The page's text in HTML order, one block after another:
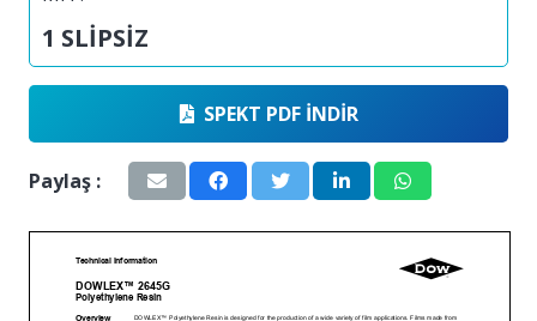
1 SLİPSİZ
SPEKT PDF İNDIR
Paylaş :